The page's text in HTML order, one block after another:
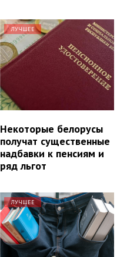
ЛУЧШЕЕ
Некоторые белорусы
получат существенные
надбавки к пенсиям и
ряд льгот
ЛУЧШЕЕ